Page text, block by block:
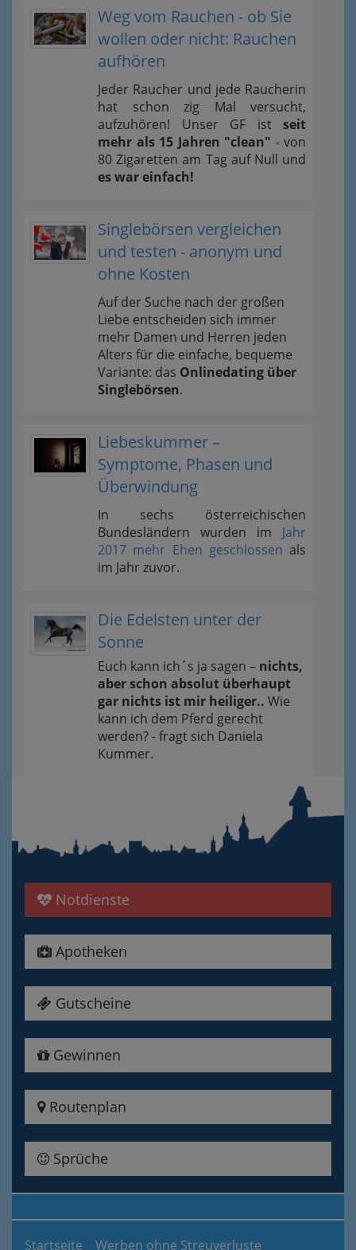
Weg vom Rauchen - ob Sie
wollen oder nicht: Rauchen
aufhören
Jeder Raucher und jede Raucherin
hat schon zig Mal versucht,
aufzuhören! Unser GF ist seit
mehr als 15 Jahren "clean" - von
80 Zigaretten am Tag auf Null und
es war einfach!
Singlebörsen vergleichen
und testen - anonym und
ohne Kosten
Auf der Suche nach der großen
Liebe entscheiden sich immer
mehr Damen und Herren jeden
Alters für die einfache, bequeme
Variante: das Onlinedating über
Singlebörsen.
Liebeskummer –
Symptome, Phasen und
Überwindung
In sechs österreichischen
Bundesländern wurden im Jahr
2017 mehr Ehen geschlossen als
im Jahr zuvor.
Die Edelsten unter der
Sonne
Euch kann ich´s ja sagen – nichts,
aber schon absolut überhaupt
gar nichts ist mir heiliger.. Wie
kann ich dem Pferd gerecht
werden? - fragt sich Daniela
Kummer.
Notdienste
Apotheken
Gutscheine
Gewinnen
Routenplan
Sprüche
Startseite Werben ohne Streuverluste